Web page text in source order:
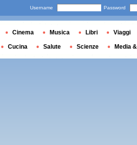
Username Password
Cinema Musica Libri Viaggi
Cucina Salute Scienze Media